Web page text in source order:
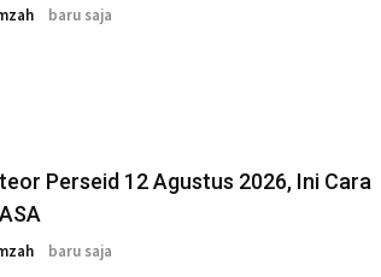
baru saja
Perseid 12 Agustus 2026, Ini Cara
baru saja